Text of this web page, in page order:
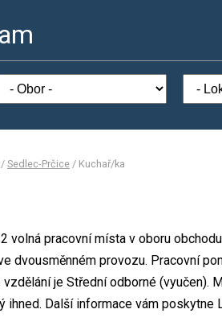
/ Sedlec-Prčice / Kuchař/ka
volná pracovní místa v oboru
dvousměnném provozu. Pracovní
je Střední odborné (vyučen).
ihned. Další informace vám poskytne